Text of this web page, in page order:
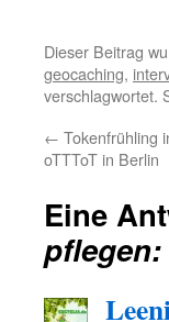
Dieser Beitrag
geocaching,
verschlagwortet.
← Tokenfrühling
oTTToT in Berlin
Eine
pflegen: